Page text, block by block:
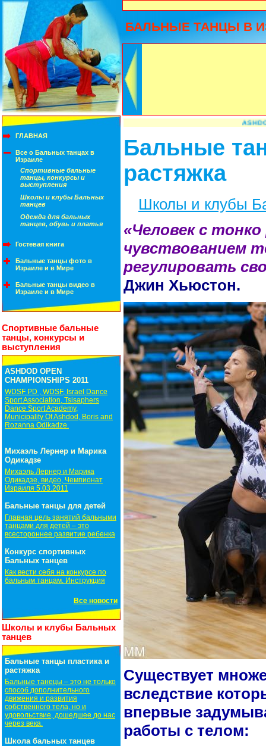
БАЛЬНЫЕ ТАНЦЫ В
ГЛАВНАЯ
Все о Бальных танцах в
Израиле
Спортивные бальные
танцы, конкурсы и
выступления
Школы и клубы Бальных
танцев
Одежда для бальных
танцев, обувь и платья
Гостевая книга
Бальные танцы фото в
Израиле и в Мире
Бальные танцы видео в
Израиле и в Мире
Спортивные бальные
танцы, конкурсы и
выступления
ASHDOD OPEN
CHAMPIONSHIPS 2011
WDSF PD , WDSF, Israel Dance
Sport Association, Tsisaphers
Dance Sport Academy,
Municipality Of Ashdod, Boris and
Rozanna Odikadze.
Михаэль Лернер и Марика
Одикадзе
Михаэль Лернер и Марика
Одикадзе, видео, Чемпионат
Израиля 5.03.2011
Бальные танцы для детей
Главная цель занятий бальными
танцами для детей – это
всестороннее развитие ребенка
Конкурс спортивных
Бальных танцев
Как вести себя на конкурсе по
бальным танцам. Инструкция
Все новости
Школы и клубы Бальных
танцев
Бальные танцы пластика и
растяжка
Бальные танецы – это не только
способ дополнительного
движения и развития
собственного тела, но и
удовольствие, дошедшее до нас
через века.
Школа бальных танцев
ASHDOD
Бальные
растяжка
Школы и клубы
«Человек с
чувствованием
регулировать
Джин Хьюстон.
Существует
вследствие
впервые
работы с телом: